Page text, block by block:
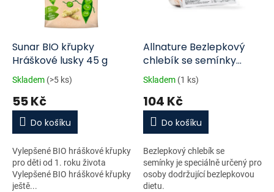
Sunar BIO křupky
Hráškové lusky 45 g
Skladem (>5 ks)
55 Kč
Do košíku
Vylepšené BIO hráškové křupky
pro děti od 1. roku života
Vylepšené BIO hráškové křupky
ještě...
Allnature Bezlepkový
chlebík se semínky
350g
Skladem (1 ks)
104 Kč
Do košíku
Bezlepkový chlebík se
semínky je speciálně určený pro
osoby dodržující bezlepkovou
dietu.